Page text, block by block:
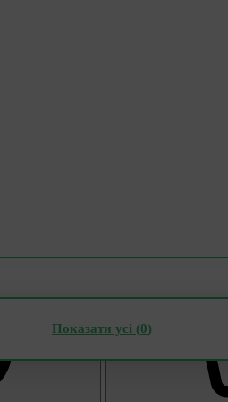
Показати усі (0)